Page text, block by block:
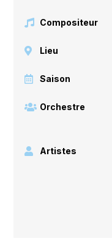
Compositeur
Lieu
Saison
Orchestre
Artistes